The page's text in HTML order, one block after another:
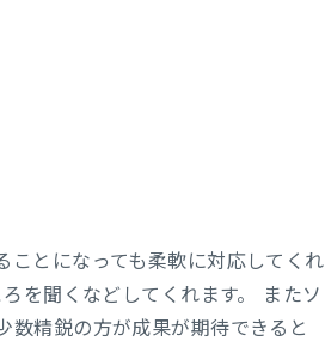
ことになっても柔軟に対応してくれ
を聞くなどしてくれます。 またソ
数精鋭の方が成果が期待できると